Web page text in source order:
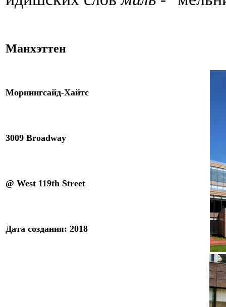
Манхэттен
Морнингсайд-Хайтс
3009 Broadway
@ West 119th Street
Дата создания: 2018